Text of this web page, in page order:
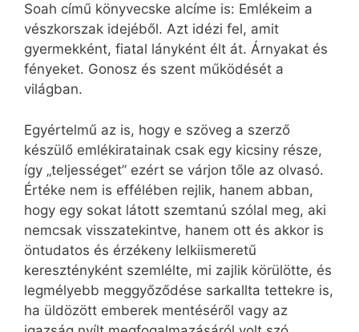
Soah című könyvecske alcíme is: Emlékeim a
vészkorszak idejéből. Azt idézi fel, amit
gyermekként, fiatal lányként élt át. Árnyakat és
fényeket. Gonosz és szent működését a
világban.
Egyértelmű az is, hogy e szöveg a szerző
készülő emlékiratainak csak egy kicsiny része,
így „teljességet” ezért se várjon tőle az olvasó.
Értéke nem is effélében rejlik, hanem abban,
hogy egy sokat látott szemtanú szólal meg, aki
nemcsak visszatekintve, hanem ott és akkor is
öntudatos és érzékeny lelkiismeretű
keresztényként szemlélte, mi zajlik körülötte, és
legmélyebb meggyőződése sarkallta tettekre is,
ha üldözött emberek mentéséről vagy az